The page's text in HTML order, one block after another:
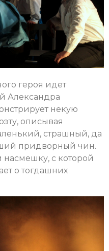
героя идет
Александра
некую
описывая
страшный, да
придворный чин.
насмешку, с которой
о тогдашних